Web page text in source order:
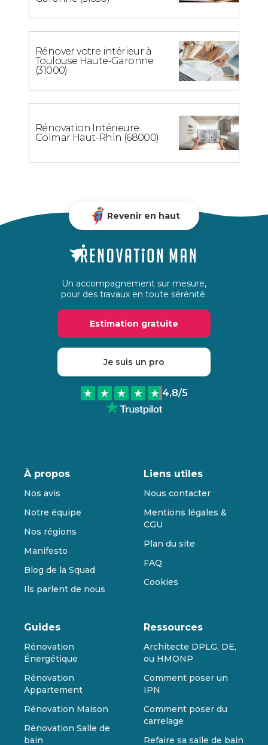
Rénover votre intérieur à
Toulouse Haute-Garonne
(31000)
Rénovation Intérieure
Colmar Haut-Rhin (68000)
Revenir en haut
Un accompagnement sur mesure,
pour des travaux en toute sérénité.
Estimation gratuite
Je suis un pro
4,8/5
À propos
Nos avis
Notre équipe
Nos régions
Manifesto
Blog de la Squad
Ils parlent de nous
Liens utiles
Nous contacter
Mentions légales &
CGU
Plan du site
FAQ
Cookies
Guides
Rénovation
Énergétique
Rénovation
Appartement
Rénovation Maison
Rénovation Salle de
bain
Ressources
Architecte DPLG, DE,
ou HMONP
Comment poser un
IPN
Comment poser du
carrelage
Refaire sa salle de bain